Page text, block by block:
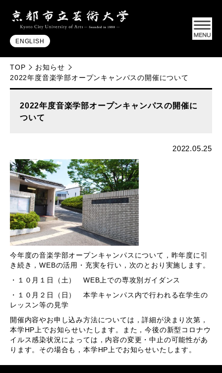
ENGLISH
TOP
お知らせ
2022年度音楽学部オープンキャンパスの開催について
2022年度音楽学部オープンキャンパスの開催に
ついて
2022.05.25
今年度の音楽学部オープンキャンパスについて，昨年度に引
き続き，WEBの活用・充実を行い，次のとおり実施します。
・１０月１日（土） WEB上での専攻別ガイダンス
・１０月２日（日） 本学キャンパス内で行われる在学生の
レッスン等の見学
開催内容やお申し込み方法については，詳細が決まり次第，
本学HP上でお知らせいたします。また，今後の新型コロナウ
イルス感染状況によっては，内容の変更・中止の可能性があ
ります。その場合も，本学HP上でお知らせいたします。